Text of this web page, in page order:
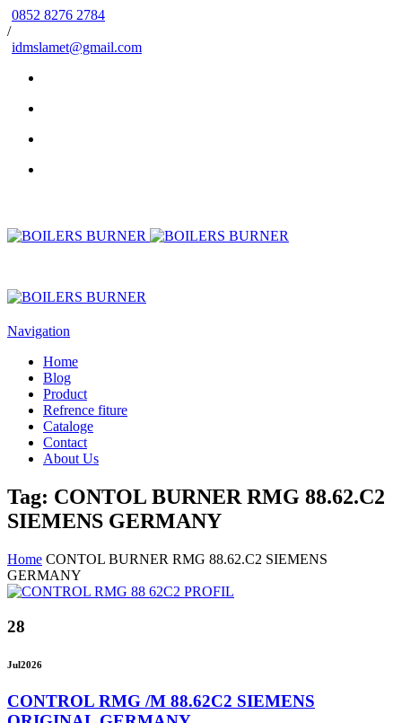
0852 8276 2784
/
idmslamet@gmail.com
Navigation
Home
Blog
Product
Refrence fiture
Cataloge
Contact
About Us
Tag: CONTOL BURNER RMG 88.62.C2
SIEMENS GERMANY
Home CONTOL BURNER RMG 88.62.C2 SIEMENS
GERMANY
28
Jul2026
CONTROL RMG /M 88.62C2 SIEMENS